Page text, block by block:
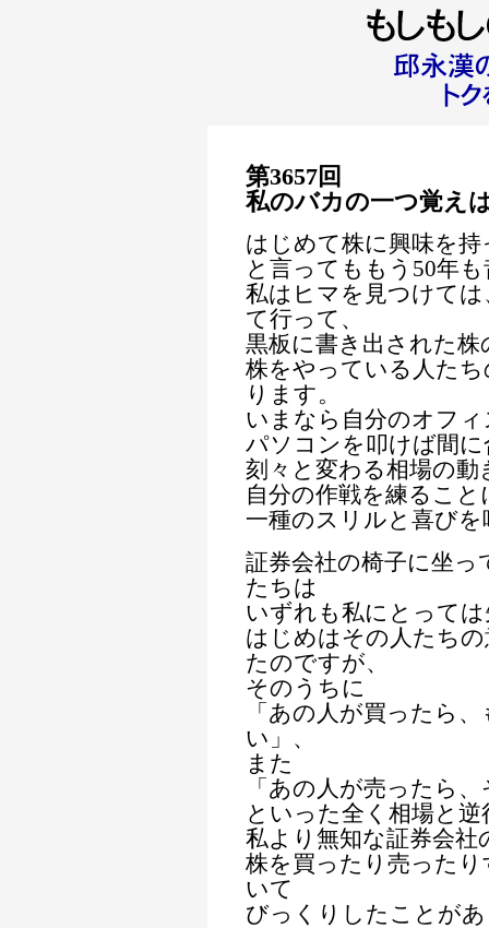
第3657回
私のバカの一つ覚え
はじめて株に興味を持
と言ってももう50年
私はヒマを見つけて
て行って、
黒板に書き出された株
株をやっている人た
ります。
いまなら自分のオフ
パソコンを叩けば間
刻々と変わる相場の動
自分の作戦を練ること
一種のスリルと喜び
証券会社の椅子に坐
たちは
いずれも私にとって
はじめはその人たち
たのですが、
そのうちに
「あの人が買ったら
い」、
また
「あの人が売ったら
といった全く相場と
私より無知な証券会
株を買ったり売った
いて
びっくりしたことが